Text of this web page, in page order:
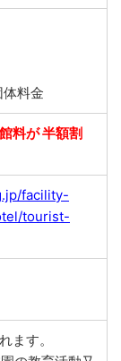
料金
料が 半額割
facility-
tourist-
ます。